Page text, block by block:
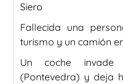
Siero
Fallecida una
turismo y un camión
Un coche
(Pontevedra) y deja